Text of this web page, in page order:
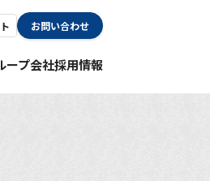
お問い合わせ
ープ会社採用情報